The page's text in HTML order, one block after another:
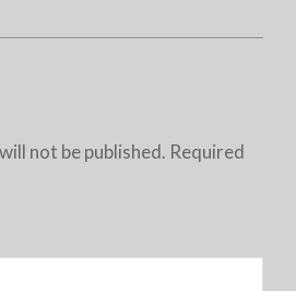
not be published. Required